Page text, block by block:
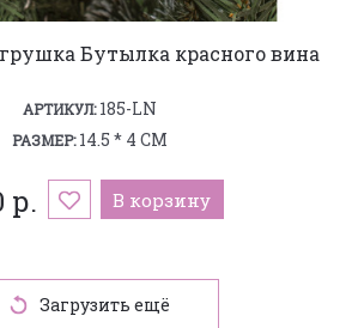
Бутылка красного вина
АРТИКУЛ:185-LN
РАЗМЕР:14.5 * 4 СМ
р. В корзину
Загрузить ещё